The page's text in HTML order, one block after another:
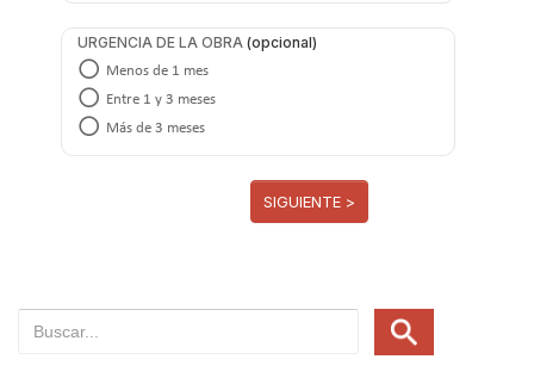
URGENCIA DE LA OBRA
Menos de 1 mes
Entre 1 y 3 meses
Más de 3 meses
SIGUIENTE >